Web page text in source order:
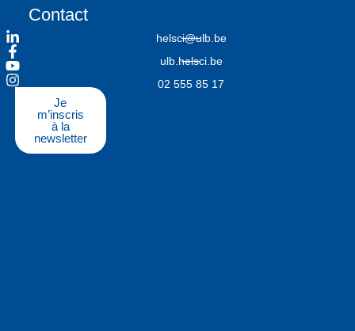
Je
m’inscris
à la
newsletter
Contact
helsci@ulb.be
ulb.helsci.be
02 555 85 17